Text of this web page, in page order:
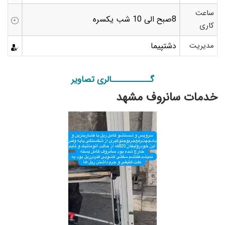
ساعت
کاری
8صبح الی 10 شب یکسره
مدیریت دشتپیما
گـــــــــــالری تصاویر
خدمات سانروف مشهد